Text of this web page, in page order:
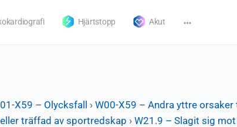
Hjärtstopp Akut
X59 – Olycksfall › W00-X59 – Andra yttre
träffad av sportredskap › W21.9 – Slagit sig